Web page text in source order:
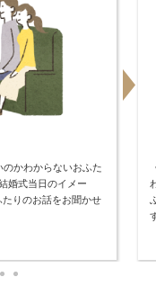
かわからないおふた
婚式当日のイメー
りのお話をお聞かせ